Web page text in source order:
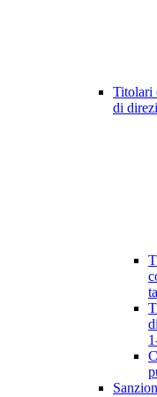
Titolari
di